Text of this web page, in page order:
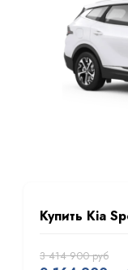
Купить Kia
3 414 900 руб